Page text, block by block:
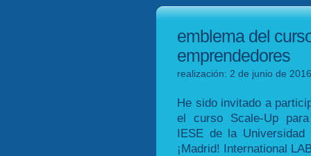
emblema del
emprendedores
realización: 2 de junio de
He sido invitado a
el curso Scale-Up
IESE de la
¡Madrid! International